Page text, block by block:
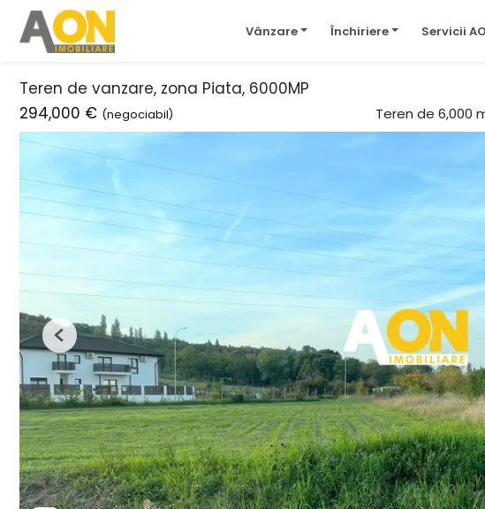
Vânzare Închiriere Servicii
Teren de vanzare, zona Piata, 6000MP
294,000 € (negociabil) Teren de 6,000
Previous